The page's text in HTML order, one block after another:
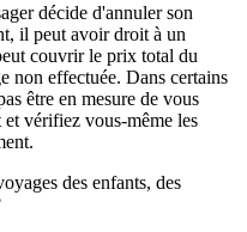
décide d'annuler son
il peut avoir droit à un
couvrir le prix total du
non effectuée. Dans certains
être en mesure de vous
vérifiez vous-même les
des enfants, des